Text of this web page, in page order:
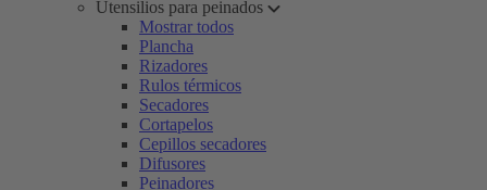
Utensilios para peinados
Mostrar todos
Plancha
Rizadores
Rulos térmicos
Secadores
Cortapelos
Cepillos secadores
Difusores
Peinadores